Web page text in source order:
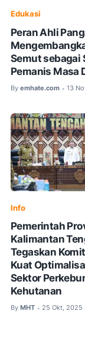
Edukasi
Peran Ahli
Semut sebagai
Pemanis Masa
By emhate.com • 13
Info
Pemerintah
Kalimantan
Tegaskan
Kuat
Sektor
Kehutanan
By MHT • 25 Okt, 2025